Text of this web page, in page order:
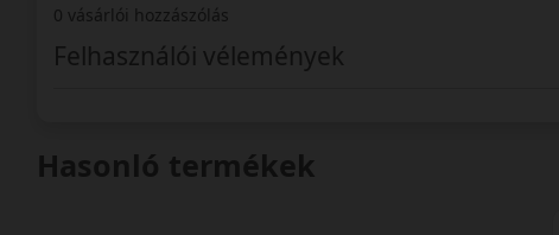
0 vásárlói hozzászólás
Felhasználói vélemények
Hasonló termékek